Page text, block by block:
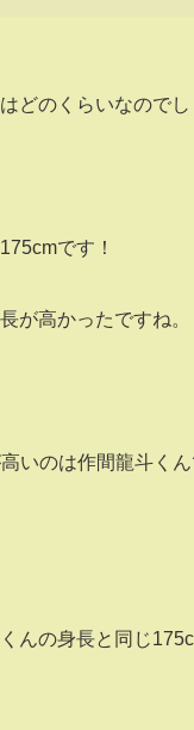
どのくらいなのでし
です！
が高かったですね。
いのは作間龍斗く
んの身長と同じ